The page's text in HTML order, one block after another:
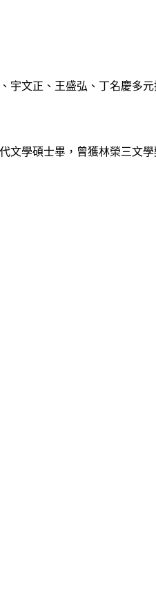
文正、王盛弘、丁名慶多元
學碩士畢，曾獲林榮三文